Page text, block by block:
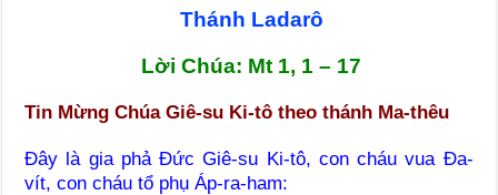
Thánh Ladarô
Lời Chúa: Mt 1, 1 – 17
Tin Mừng Chúa Giê-su Ki-tô theo thánh Ma-thêu
Đây là gia phả Đức Giê-su Ki-tô, con cháu vua Đa-
vít, con cháu tổ phụ Áp-ra-ham: